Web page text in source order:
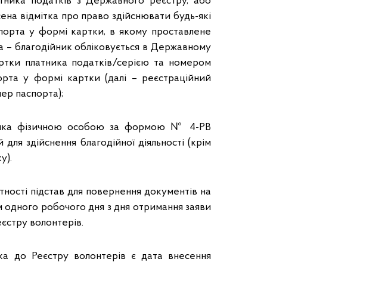
відмітка про право здійснювати будь-які
у формі картки, в якому проставлене
– благодійник обліковується в Державному
платника податків/серією та номером
у формі картки (далі – реєстраційний
паспорта);
фізичною особою за формою № 4-РВ
здійснення благодійної діяльності (крім
підстав для повернення документів на
робочого дня з дня отримання заяви
волонтерів.
до Реєстру волонтерів є дата внесення